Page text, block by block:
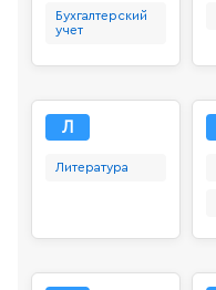
Бухгалтерский
учет
Л
Литература